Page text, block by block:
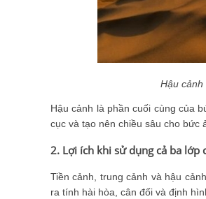
Hậu cảnh
Hậu cảnh là phần cuối cùng của
cục và tạo nên chiều sâu cho bức
2. Lợi ích khi sử dụng cả ba lớp
Tiền cảnh, trung cảnh và hậu
ra tính hài hòa, cân đối và định